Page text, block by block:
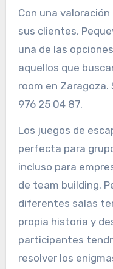
Con una
sus clientes,
una de las
aquellos que
room en
976 25 04 87.
Los juegos de
perfecta para
incluso para
de team building.
diferentes salas
propia historia y
participantes
resolver los